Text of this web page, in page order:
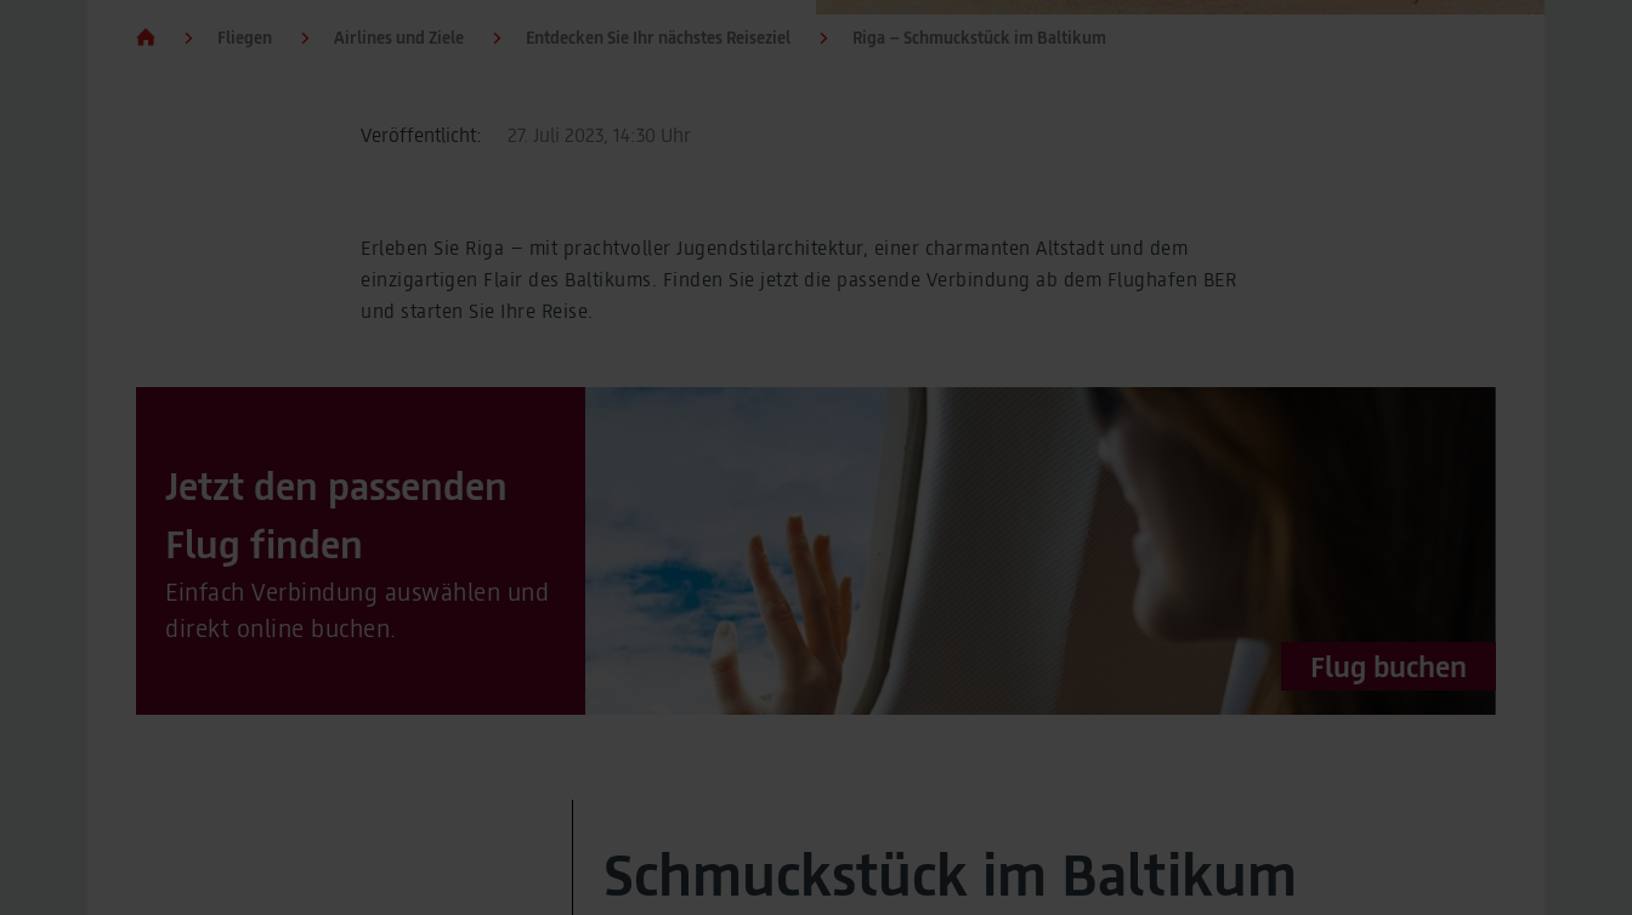
Fliegen Airlines und Ziele Entdecken Sie Ihr nächstes Reiseziel Riga – Schmuckstück im Baltikum
Veröffentlicht: 27. Juli 2023, 14:30 Uhr
Erleben Sie Riga – mit prachtvoller Jugendstilarchitektur, einer charmanten Altstadt und dem
einzigartigen Flair des Baltikums. Finden Sie jetzt die passende Verbindung ab dem Flughafen BER
und starten Sie Ihre Reise.
Jetzt den passenden
Flug finden
Einfach Verbindung auswählen und
direkt online buchen.
Flug buchen
Schmuckstück im Baltikum